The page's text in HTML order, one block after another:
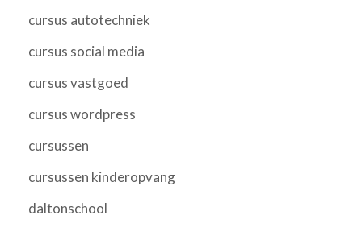
cursus autotechniek
cursus social media
cursus vastgoed
cursus wordpress
cursussen
cursussen kinderopvang
daltonschool